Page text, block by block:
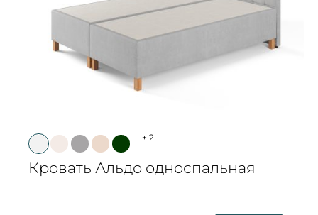
+ 2
Кровать Альдо односпальная